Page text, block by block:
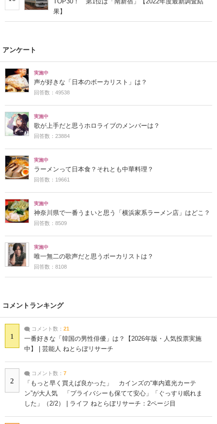
果】
アンケート
実施中
声が好きな「日本のボーカリスト」は？
回答数：49538
実施中
歌が上手だと思うホロライブのメンバーは？
回答数：23884
実施中
ラーメンって日本食？それとも中華料理？
回答数：19661
実施中
神奈川県で一番うまいと思う「横浜家系ラーメン店」はどこ？
回答数：8509
実施中
唯一無二の歌声だと思うボーカリストは？
回答数：8108
コメントランキング
1
コメント数： 21
一番好きな「韓国の男性俳優」は？【2026年版・人気投票実施
中】 | 芸能人 ねとらぼリサーチ
2
コメント数： 7
「もっと早く買えば良かった」 カインズの“車内遮光カーテ
ン”が大人気 「プライバシーも保てて安心」「ぐっすり眠れま
した」（2/2） | ライフ ねとらぼリサーチ：2ページ目